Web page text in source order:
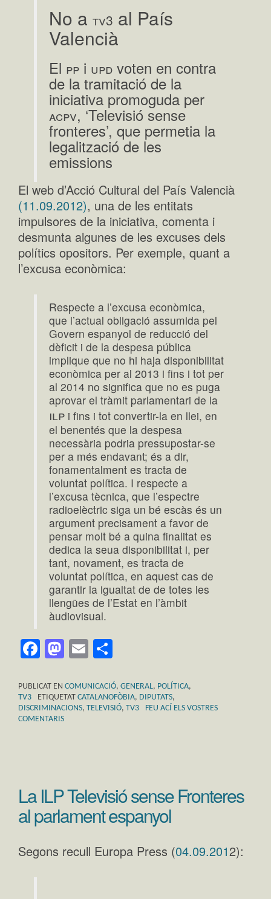
No atv3 al País
Valencià
El pp i upd voten en contra
de la tramitació de la
iniciativa promoguda per
acpv, ‘Televisió sense
fronteres’, que permetia la
legalització de les
emissions
El web d’Acció Cultural del País Valencià
(11.09.2012), una de les entitats
impulsores de la iniciativa, comenta i
desmunta algunes de les excuses dels
polítics opositors. Per exemple, quant a
l’excusa econòmica:
Respecte a l’excusa econòmica,
que l’actual obligació assumida pel
Govern espanyol de reducció del
dèficit i de la despesa pública
implique que no hi haja disponibilitat
econòmica per al 2013 i fins i tot per
al 2014 no significa que no es puga
aprovar el tràmit parlamentari de la
ilp i fins i tot convertir-la en llei, en
el benentés que la despesa
necessària podria pressupostar-se
per a més endavant; és a dir,
fonamentalment es tracta de
voluntat política. I respecte a
l’excusa tècnica, que l’espectre
radioelèctric siga un bé escàs és un
argument precisament a favor de
pensar molt bé a quina finalitat es
dedica la seua disponibilitat i, per
tant, novament, es tracta de
voluntat política, en aquest cas de
garantir la igualtat de de totes les
llengües de l’Estat en l’àmbit
àudiovisual.
Facebook
Mastodon
Email
PUBLICAT EN COMUNICACIÓ, GENERAL, POLÍTICA,
TV3
ETIQUETAT CATALANOFÒBIA, DIPUTATS,
DISCRIMINACIONS, TELEVISIÓ, TV3
FEU ACÍ ELS VOSTRES
COMENTARIS
La ILP Televisió sense Fronteres
al parlament espanyol
Segons recull Europa Press (04.09.2012):